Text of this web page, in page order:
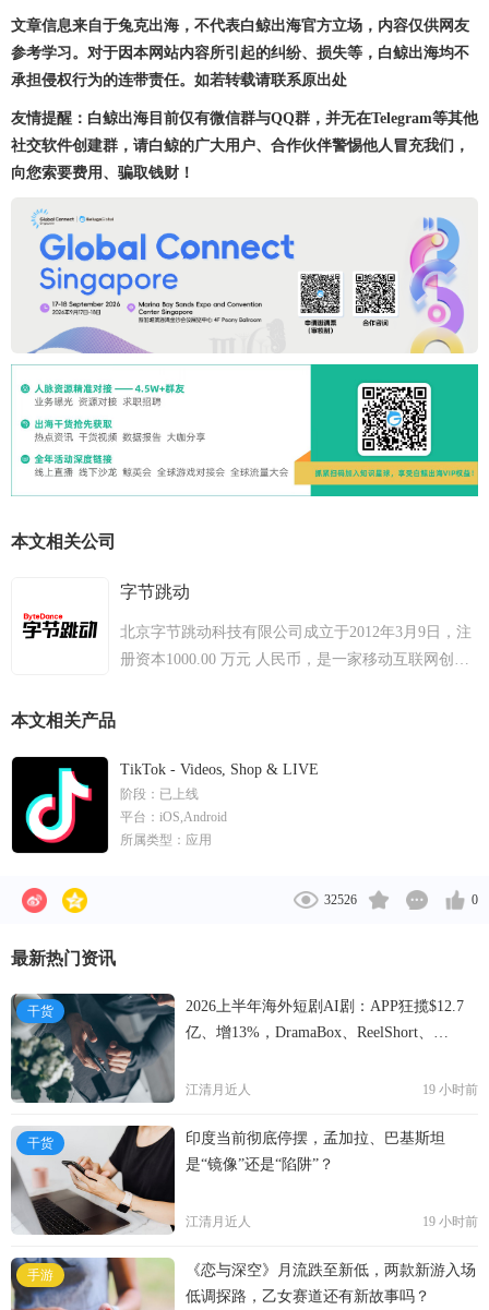
文章信息来自于兔克出海，不代表白鲸出海官方立场，内容仅供网友
参考学习。对于因本网站内容所引起的纠纷、损失等，白鲸出海均不
承担侵权行为的连带责任。如若转载请联系原出处
友情提醒：白鲸出海目前仅有微信群与QQ群，并无在Telegram等其他
社交软件创建群，请白鲸的广大用户、合作伙伴警惕他人冒充我们，
向您索要费用、骗取钱财！
本文相关公司
字节跳动
北京字节跳动科技有限公司成立于2012年3月9日，注
册资本1000.00 万元 人民币，是一家移动互联网创业
包含了新闻动态，图片，以及各类短文。
本文相关产品
TikTok - Videos, Shop & LIVE
阶段： 已上线
平台： iOS,Android
所属类型： 应用
32526 0
最新热门资讯
干货
2026上半年海外短剧AI剧：APP狂揽$12.7
亿、增13%，DramaBox、ReelShort、
江清月近人 19 小时前
干货
印度当前彻底停摆，孟加拉、巴基斯坦
是“镜像”还是“陷阱”？
江清月近人 19 小时前
手游
《恋与深空》月流跌至新低，两款新游入场
低调探路，乙女赛道还有新故事吗？